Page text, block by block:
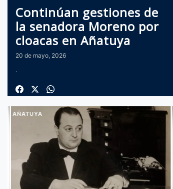
Continúan gestiones de
la senadora Moreno por
cloacas en Añatuya
20 de mayo, 2026
.
AÑATUYA